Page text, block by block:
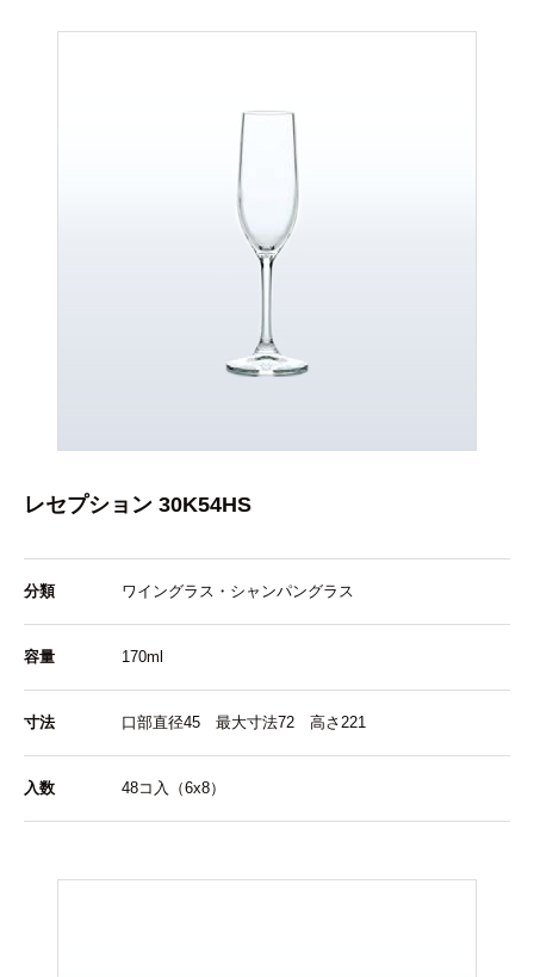
レセプション 30K54HS
分類 ワイングラス・シャンパングラス
容量 170ml
寸法 口部直径45 最大寸法72 高さ221
入数 48コ入（6x8）